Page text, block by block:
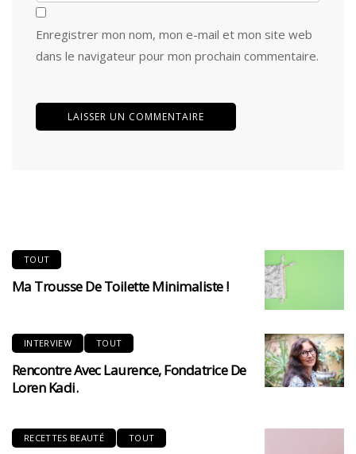
Enregistrer mon nom, mon e-mail et mon site web
dans le navigateur pour mon prochain commentaire.
TOUT
Ma Trousse De Toilette Minimaliste !
INTERVIEW TOUT
Rencontre Avec Laurence, Fondatrice De
Loren Kadi.
RECETTES BEAUTÉ TOUT